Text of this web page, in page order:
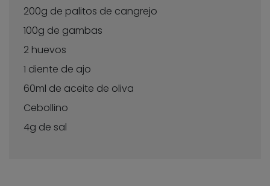
200g de palitos de cangrejo
100g de gambas
2 huevos
1 diente de ajo
60ml de aceite de oliva
Cebollino
4g de sal